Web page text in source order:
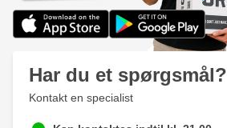
Har du et spørgsmål?
Kontakt en specialist